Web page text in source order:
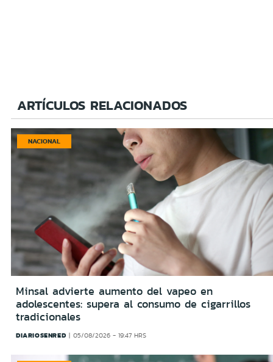
ARTÍCULOS RELACIONADOS
NACIONAL
Minsal advierte aumento del vapeo en
adolescentes: supera al consumo de cigarrillos
tradicionales
DIARIOSENRED 05/08/2026 - 19:47 HRS